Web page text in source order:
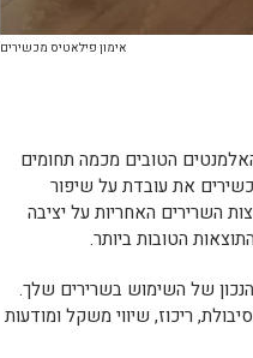
אימון פילאטיס מכשירים
הטובים מכמה תחומים
את עובדת על שיפור
השרירים האחריות על יציבה
הטובות ביותר.
של השימוש בשרירים שלך.
ריכוז, שיווי משקל ומודעות